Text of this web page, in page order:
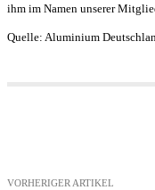
ihm im Namen unserer
Quelle: Aluminium
VORHERIGER ARTIKEL